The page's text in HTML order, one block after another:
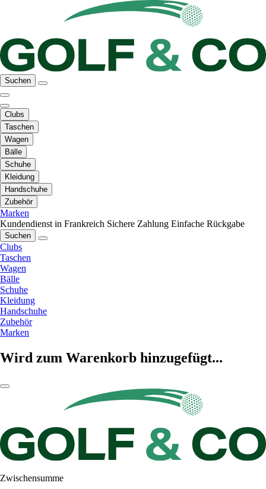
Suchen
Clubs
Taschen
Wagen
Bälle
Schuhe
Kleidung
Handschuhe
Zubehör
Marken
Kundendienst in Frankreich Sichere Zahlung Einfache Rückgabe
Suchen
Clubs
Taschen
Wagen
Bälle
Schuhe
Kleidung
Handschuhe
Zubehör
Marken
Wird zum Warenkorb hinzugefügt...
Zwischensumme